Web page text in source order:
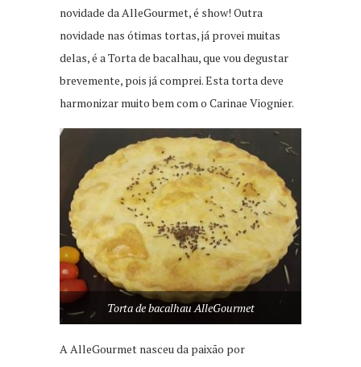
novidade da AlleGourmet, é show! Outra
novidade nas ótimas tortas, já provei muitas
delas, é a Torta de bacalhau, que vou degustar
brevemente, pois já comprei. Esta torta deve
harmonizar muito bem com o Carinae Viognier.
Torta de bacalhau AlleGourmet
A AlleGourmet nasceu da paixão por